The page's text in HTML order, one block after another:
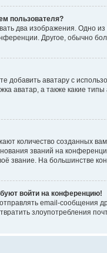
пользователя?
два изображения. Одно
Другое, обычно
добавить аватару с
аватар, а также какие
количество созданных
званий на
звание. На большинстве
войти на конференцию!
email-
злоупотребления